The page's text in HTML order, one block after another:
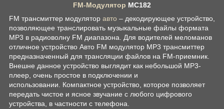
FM-Модулятор MC182
FM трансмиттер модулятор авто – декодирующее устройство,
позволяющее транслировать музыкальные файлы формата
MP3 в радиоволну FM диапазона. Для водителей меломанов
отличное устройство Авто FM модулятор MP3 трансмиттер
предназначенный для трансляции файлов на FM-приемник.
Внешне данное устройство выглядит как небольшой МР3-
плеер, очень простое в подключении и
использовании. Компактное устройство, которое позволяет
передать чистое и ясное звучание с любого цифрового
устройства, в частности с телефона.